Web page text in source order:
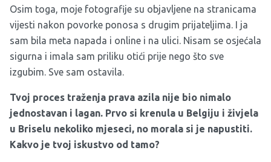
Osim toga, moje fotografije su objavljene na stranicama
vijesti nakon povorke ponosa s drugim prijateljima. I ja
sam bila meta napada i online i na ulici. Nisam se osjećala
sigurna i imala sam priliku otići prije nego što sve
izgubim. Sve sam ostavila.
Tvoj proces traženja prava azila nije bio nimalo
jednostavan i lagan. Prvo si krenula u Belgiju i živjela
u Briselu nekoliko mjeseci, no morala si je napustiti.
Kakvo je tvoj iskustvo od tamo?